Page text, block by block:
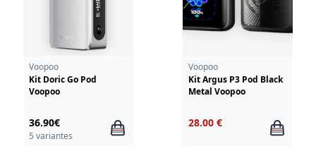
Voopoo
Kit Doric Go Pod
Voopoo
36.90€
5 variantes
Voopoo
Kit Argus P3 Pod Black
Metal Voopoo
28.00 €